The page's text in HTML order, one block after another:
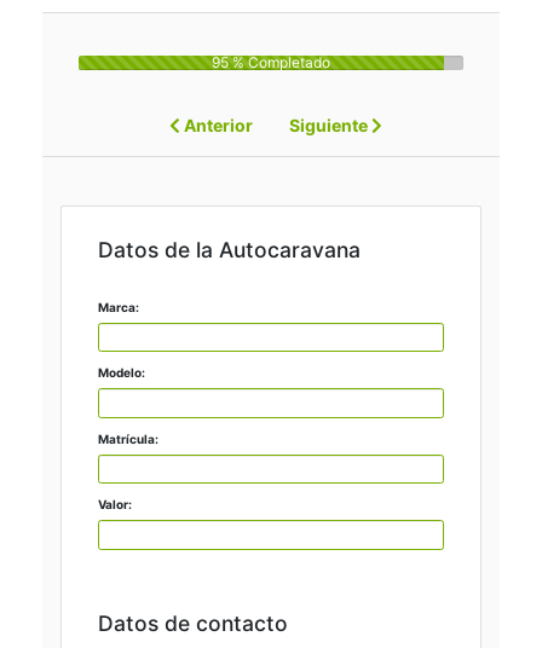
Anterior
95 % Completado
Siguiente
Datos de la Autocaravana
Marca:
Modelo:
Matrícula:
Valor:
Datos de contacto